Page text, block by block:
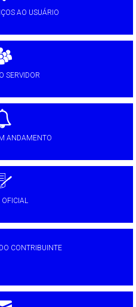
AO USUÁRIO
SERVIDOR
ANDAMENTO
CONTRIBUINTE